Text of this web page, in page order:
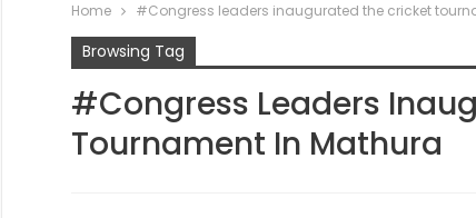
Home #Congress leaders inaugurated the cricket
Browsing Tag
#Congress Leaders
Tournament In Mathura